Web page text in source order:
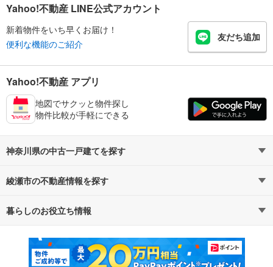
Yahoo!不動産 LINE公式アカウント
新着物件をいち早くお届け！
便利な機能のご紹介
友だち追加
Yahoo!不動産 アプリ
地図でサクッと物件探し
物件比較が手軽にできる
神奈川県の中古一戸建てを探す
路線・駅から探す
通勤・通学時間から探す
綾瀬市の不動産情報を探す
不動産・住宅
新築マンション 中古マンション
暮らしのお役立ち情報
マンションカタログ 教えて！住まいの先生